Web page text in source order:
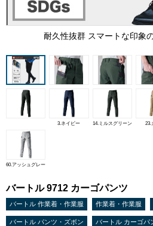
耐久性抜群 スマートな印象
3.ネイビー 14.ミルスグリーン 23.
60.アッシュグレー
バートル 9712 カーゴパンツ
バートル 作業着・作業服 作業着・作業服
バートル パンツ・ズボン バートル カーゴパ